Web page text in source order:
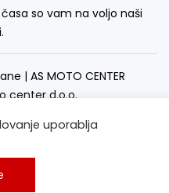
so vam na voljo naši
| AS MOTO CENTER
center d.o.o.
uporablja